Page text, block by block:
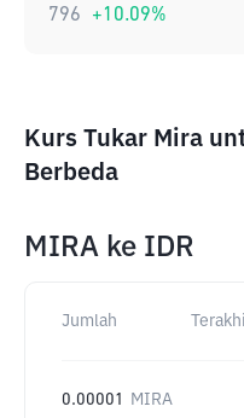
796 +10.09%
Kurs Tukar Mira
Berbeda
MIRA ke IDR
Jumlah
0.00001 MIRA